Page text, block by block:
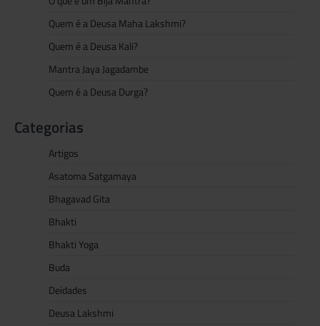
Quem é a Deusa Maha Lakshmi?
Quem é a Deusa Kali?
Mantra Jaya Jagadambe
Quem é a Deusa Durga?
Categorias
Artigos
Asatoma Satgamaya
Bhagavad Gita
Bhakti
Bhakti Yoga
Buda
Deidades
Deusa Lakshmi